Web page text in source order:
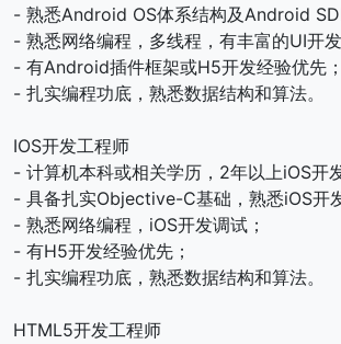
- 熟悉Android OS体系结构及Android
- 熟悉网络编程，多线程，有丰富的UI开
- 有Android插件框架或H5开发经验优先；
- 扎实编程功底，熟悉数据结构和算法。
IOS开发工程师
- 计算机本科或相关学历，2年以上iOS开
- 具备扎实Objective-C基础，熟悉iOS开
- 熟悉网络编程，iOS开发调试；
- 有H5开发经验优先；
- 扎实编程功底，熟悉数据结构和算法。
HTML5开发工程师